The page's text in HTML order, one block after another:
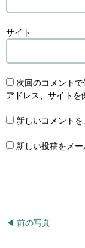
サイト
次回のコメント
アドレス、サイトを
新しいコメント
新しい投稿をメ
◀︎ 前の写真